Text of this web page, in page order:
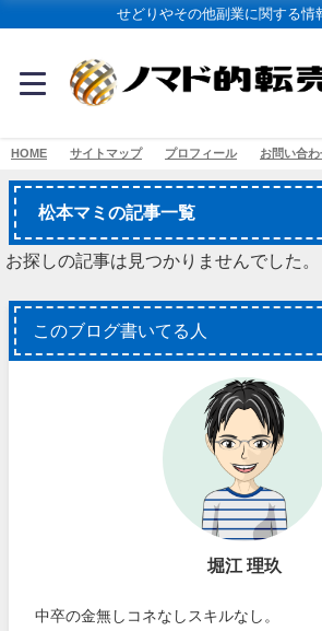
せどりやその他副業に関する情
HOME サイトマップ プロフィール お問い合わ
松本マミの記事一覧
お探しの記事は見つかりませんでした。
このブログ書いてる人
堀江 理玖
中卒の金無しコネなしスキルなし。